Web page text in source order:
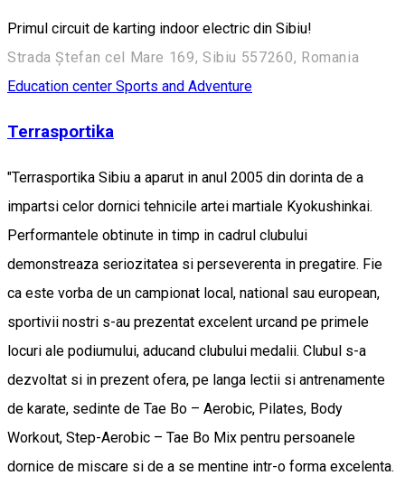
Primul circuit de karting indoor electric din Sibiu!
Strada Ștefan cel Mare 169, Sibiu 557260, Romania
Education center Sports and Adventure
Terrasportika
"Terrasportika Sibiu a aparut in anul 2005 din dorinta de a
impartsi celor dornici tehnicile artei martiale Kyokushinkai.
Performantele obtinute in timp in cadrul clubului
demonstreaza seriozitatea si perseverenta in pregatire. Fie
ca este vorba de un campionat local, national sau european,
sportivii nostri s-au prezentat excelent urcand pe primele
locuri ale podiumului, aducand clubului medalii. Clubul s-a
dezvoltat si in prezent ofera, pe langa lectii si antrenamente
de karate, sedinte de Tae Bo – Aerobic, Pilates, Body
Workout, Step-Aerobic – Tae Bo Mix pentru persoanele
dornice de miscare si de a se mentine intr-o forma excelenta.